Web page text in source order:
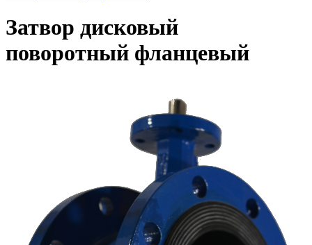
Затвор дисковый
поворотный фланцевый